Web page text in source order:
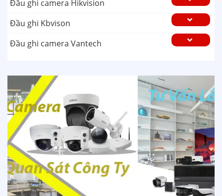
Đầu ghi camera Hikvision
Đầu ghi Kbvison
Đầu ghi camera Vantech